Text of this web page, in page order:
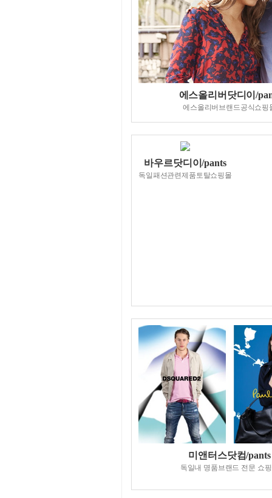
에스올리버닷디이/
에스올리버브랜드공식쇼핑
바우르닷디이/pants
독일패션관련제품토탈쇼핑몰
미앤터스닷컴/pants
독일내 명품브랜드 전문 쇼